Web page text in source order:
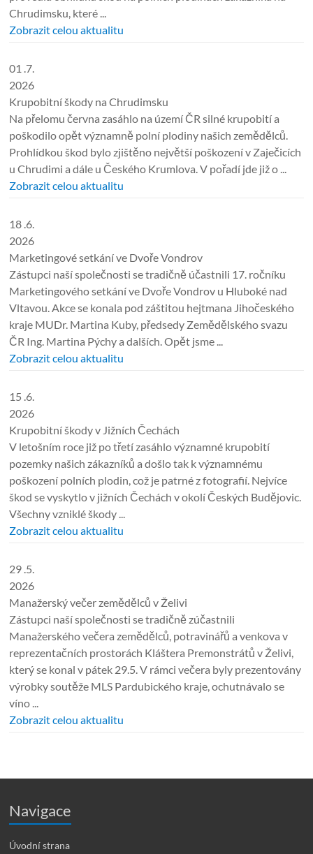
Chrudimsku, které ...
Zobrazit celou aktualitu
01 .7.
2026
Krupobitní škody na Chrudimsku
Na přelomu června zasáhlo na území ČR silné krupobití a
poškodilo opět významně polní plodiny našich zemědělců.
Prohlídkou škod bylo zjištěno největší poškození v Zaječicích
u Chrudimi a dále u Českého Krumlova. V pořadí jde již o ...
Zobrazit celou aktualitu
18 .6.
2026
Marketingové setkání ve Dvoře Vondrov
Zástupci naší společnosti se tradičně účastnili 17. ročníku
Marketingového setkání ve Dvoře Vondrov u Hluboké nad
Vltavou. Akce se konala pod záštitou hejtmana Jihočeského
kraje MUDr. Martina Kuby, předsedy Zemědělského svazu
ČR Ing. Martina Pýchy a dalších. Opět jsme ...
Zobrazit celou aktualitu
15 .6.
2026
Krupobitní škody v Jižních Čechách
V letošním roce již po třetí zasáhlo významné krupobití
pozemky našich zákazníků a došlo tak k významnému
poškození polních plodin, což je patrné z fotografií. Nejvíce
škod se vyskytlo v jižních Čechách v okolí Českých Budějovic.
Všechny vzniklé škody ...
Zobrazit celou aktualitu
29 .5.
2026
Manažerský večer zemědělců v Želivi
Zástupci naší společnosti se tradičně zúčastnili
Manažerského večera zemědělců, potravinářů a venkova v
reprezentačních prostorách Kláštera Premonstrátů v Želivi,
který se konal v pátek 29.5. V rámci večera byly prezentovány
výrobky soutěže MLS Pardubického kraje, ochutnávalo se
víno ...
Zobrazit celou aktualitu
Navigace
Úvodní strana